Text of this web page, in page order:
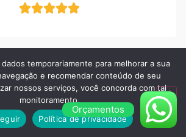
com a Célio Guinchos!
ajuda após um pneu furado,
em menos de 30 minutos. O
Orçamentos
temporariamente para melhorar a sua
e recomendar conteúdo de seu
nossos serviços, você concorda com tal
monitoramento.
Política de privacidade